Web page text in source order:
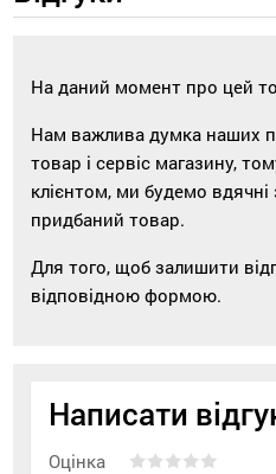
На даний момент про цей
Нам важлива думка наших
товар і сервіс магазину,
клієнтом, ми будемо
придбаний товар.
Для того, щоб залишити
відповідною формою.
Написати
Оцінка